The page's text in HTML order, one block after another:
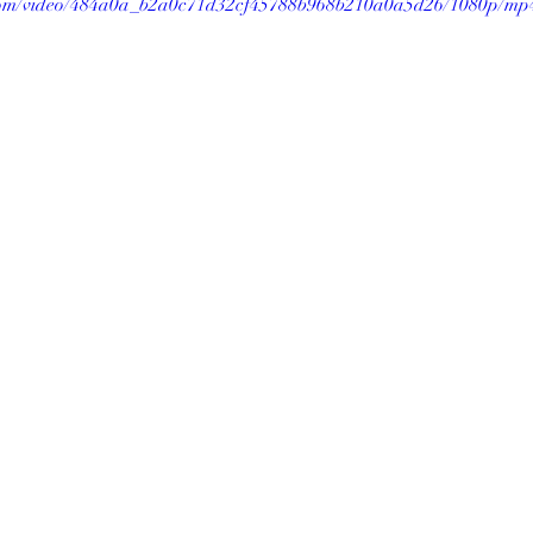
video/484a0a_b2a0c71d32cf45788b968b210a0a5d26/1080p/